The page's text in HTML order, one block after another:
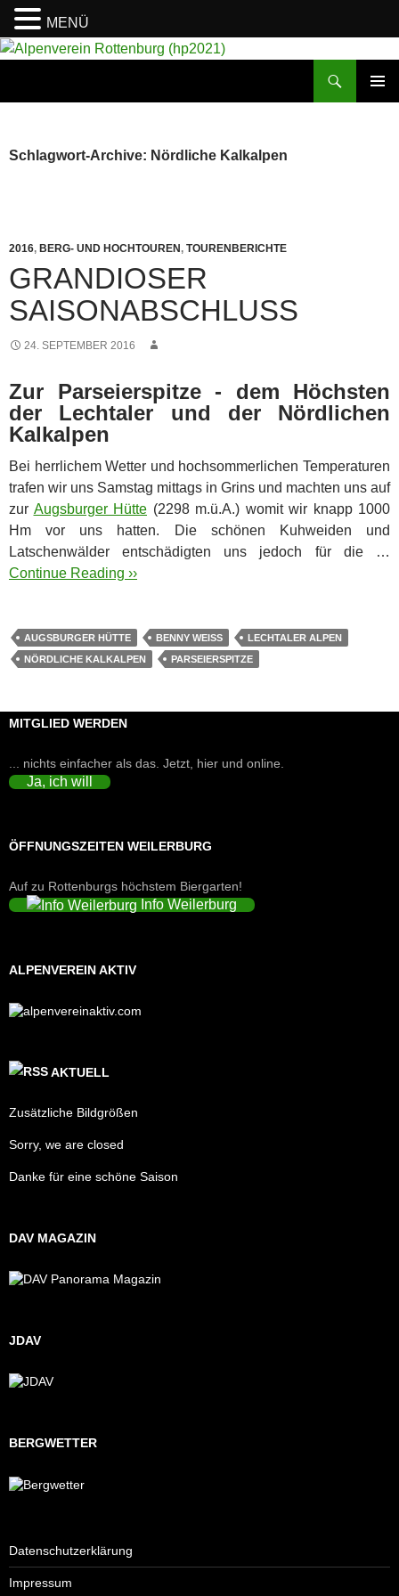
Schlagwort-Archive: Nördliche Kalkalpen
2016, BERG- UND HOCHTOUREN, TOURENBERICHTE
GRANDIOSER
SAISONABSCHLUSS
24. SEPTEMBER 2016
Zur Parseierspitze - dem Höchsten
der Lechtaler und der Nördlichen
Kalkalpen
Bei herrlichem Wetter und hochsommerlichen Temperaturen
trafen wir uns Samstag mittags in Grins und machten uns auf
zur Augsburger Hütte (2298 m.ü.A.) womit wir knapp 1000
Hm vor uns hatten.
Die schönen Kuhweiden und
Latschenwälder entschädigten uns jedoch für die …
Continue Reading ››
AUGSBURGER HÜTTE BENNY WEISS
LECHTALER ALPEN
NÖRDLICHE KALKALPEN
PARSEIERSPITZE
MITGLIED WERDEN
... nichts einfacher als das. Jetzt, hier und online.
Ja, ich will
ÖFFNUNGSZEITEN WEILERBURG
Auf zu Rottenburgs höchstem Biergarten!
Info Weilerburg
ALPENVEREIN AKTIV
AKTUELL
Zusätzliche Bildgrößen
Sorry, we are closed
Danke für eine schöne Saison
DAV MAGAZIN
JDAV
BERGWETTER
Datenschutzerklärung
Impressum
MENÜ